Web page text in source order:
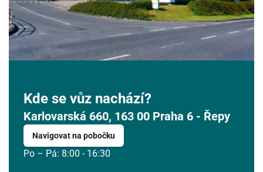
Kde se vůz nachází?
Karlovarská 660, 163 00 Praha 6 - Řepy
Navigovat na pobočku
Po – Pá: 8:00 - 16:30